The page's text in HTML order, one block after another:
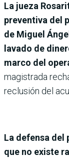
La jueza
preventiva del
de Miguel
lavado de
marco del
magistrada
reclusión del
La defensa del
que no existe